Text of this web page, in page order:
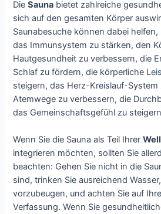
DieSauna bietet zahlreiche
sich auf den gesamten Körper
Saunabesuche können dabei helfen,
das Immunsystem zu stärken, den
Hautgesundheit zu verbessern, die
Schlaf zu fördern, die körperliche
steigern, das Herz-Kreislauf-System
Atemwege zu verbessern, die
das Gemeinschaftsgefühl zu
Wenn Sie die Sauna als Teil Ihrer
integrieren möchten, sollten Sie
beachten: Gehen Sie nicht in die
sind, trinken Sie ausreichend
vorzubeugen, und achten Sie auf
Verfassung. Wenn Sie